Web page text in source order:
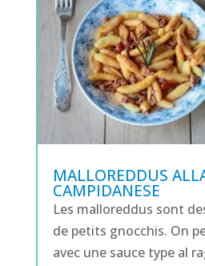
MALLOREDDUS
CAMPIDANESE
Les malloreddus sont
de petits gnocchis. On
avec une sauce type al